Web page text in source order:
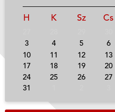
H K Sz Cs
3
4 5 6
10
11 12 13
17
18 19 20
24
25 26 27
31